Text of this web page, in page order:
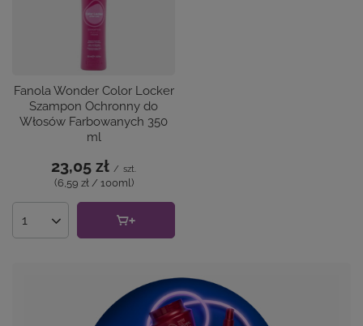
Fanola Wonder Color Locker
Szampon Ochronny do
Włosów Farbowanych 350
ml
23,05 zł / szt.
(6,59 zł / 100ml)
Ilość produktów